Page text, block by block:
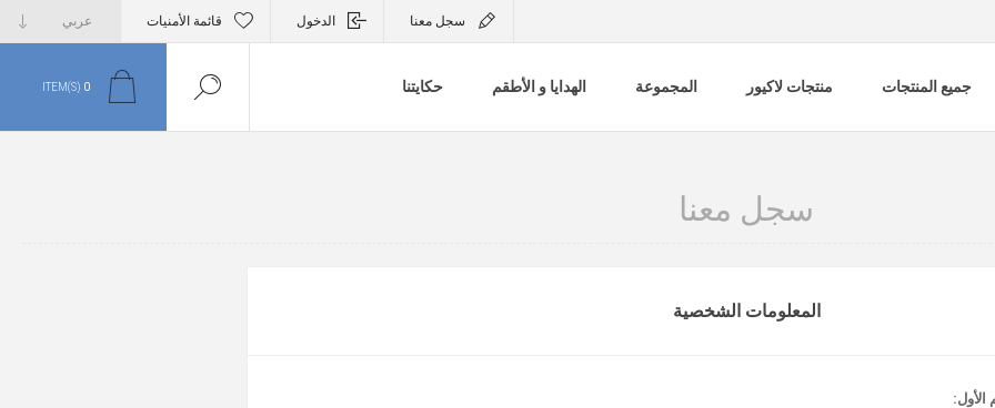
سجل معنا الدخول قائمة الأمنيات
جميع المنتجات منتجات لاكيور المجموعة الهدايا و الأطقم حكايتنا 0
سجل معنا
المعلومات الشخصية
الأول: